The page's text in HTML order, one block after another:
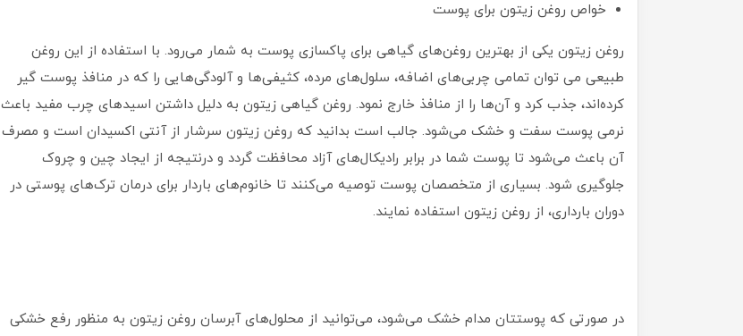
خواص روغن زیتون برای پوست
روغن زیتون یکی از بهترین روغن‌های گیاهی برای پاکسازی پوست به شمار می‌رود. با استفاده از این روغن
طبیعی می توان تمامی چربی‌های‌ اضافه، سلول‌های مرده، کثیفی‌ها و آلودگی‌هایی را که در منافذ پوست گیر
کرده‌اند، جذب کرد و آن‌ها را از منافذ خارج نمود. روغن گیاهی زیتون به دلیل داشتن اسیدهای چرب مفید باعث
نرمی پوست سفت و خشک می‌شود. جالب است بدانید که روغن زیتون سرشار از آنتی اکسیدان است و مصرف
آن باعث می‌شود تا پوست شما در برابر رادیکال‌های آزاد محافظت گردد و درنتیجه از ایجاد چین و چروک
جلوگیری شود. بسیاری از متخصصان پوست توصیه می‌کنند تا خانوم‌های باردار برای درمان ترک‌های پوستی در
دوران بارداری، از روغن زیتون استفاده نمایند.
در صورتی که پوستتان مدام خشک می‌شود، می‌توانید از محلول‌های آبرسان روغن زیتون به منظور رفع خشکی